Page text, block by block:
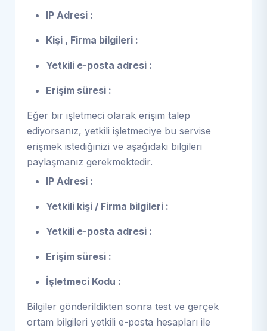
IP Adresi :
Kişi , Firma bilgileri :
Yetkili e-posta adresi :
Erişim süresi :
Eğer bir işletmeci olarak erişim talep
ediyorsanız, yetkili işletmeciye bu servise
erişmek istediğinizi ve aşağıdaki bilgileri
paylaşmanız gerekmektedir.
IP Adresi :
Yetkili kişi / Firma bilgileri :
Yetkili e-posta adresi :
Erişim süresi :
İşletmeci Kodu :
Bilgiler gönderildikten sonra test ve gerçek
ortam bilgileri yetkili e-posta hesapları ile